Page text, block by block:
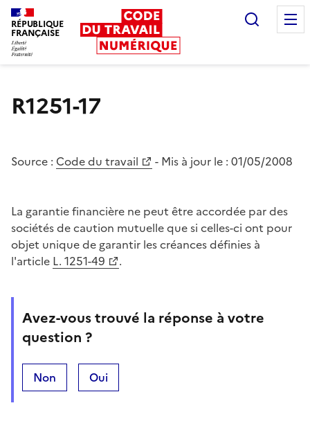
RÉPUBLIQUE
FRANÇAISE
R1251-17
Source : Code du travail - Mis à jour le : 01/05/2008
La garantie financière ne peut être accordée par des
sociétés de caution mutuelle que si celles-ci ont pour
objet unique de garantir les créances définies à
l'article L. 1251-49 .
Avez-vous trouvé la réponse à votre
question ?
Non Oui